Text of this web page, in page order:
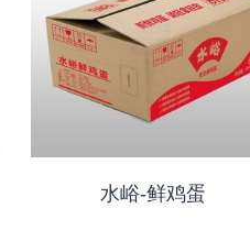
水峪-鲜鸡蛋